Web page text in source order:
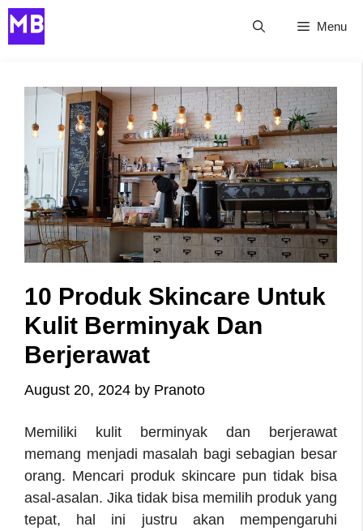
Skip
to
Menu
10 Produk Skincare Untuk
Kulit Berminyak Dan
Berjerawat
August 20, 2024 by Pranoto
Memiliki kulit berminyak dan berjerawat
memang menjadi masalah bagi sebagian besar
orang. Mencari produk skincare pun tidak bisa
asal-asalan. Jika tidak bisa memilih produk yang
tepat, hal ini justru akan mempengaruhi